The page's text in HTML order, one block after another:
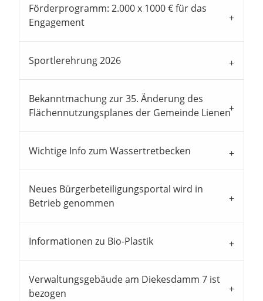
Förderprogramm: 2.000 x 1000 € für das
Engagement
Sportlerehrung 2026
Bekanntmachung zur 35. Änderung des
Flächennutzungsplanes der Gemeinde Lienen
Wichtige Info zum Wassertretbecken
Neues Bürgerbeteiligungsportal wird in
Betrieb genommen
Informationen zu Bio-Plastik
Verwaltungsgebäude am Diekesdamm 7 ist
bezogen